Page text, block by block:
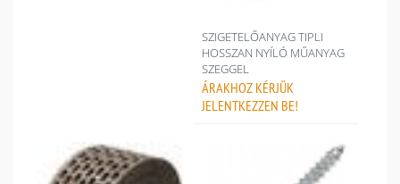
SZIGETELŐANYAG TIPLI
HOSSZAN NYÍLÓ MŰANYAG
SZEGGEL
ÁRAKHOZ KÉRJÜK
JELENTKEZZEN BE!